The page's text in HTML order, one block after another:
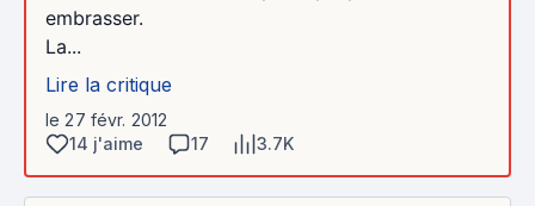
embrasser.
La...
Lire la critique
le 27 févr. 2012
14 j'aime
17 3.7K